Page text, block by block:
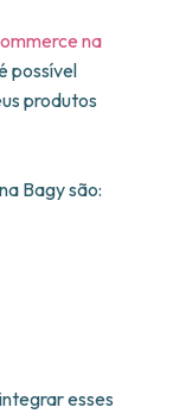
na
possível
produtos
Bagy são:
esses